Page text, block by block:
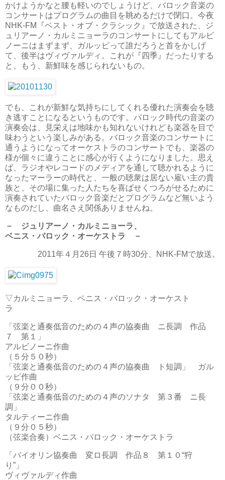
かけようかなと腰も軽いのでしょうけど、バロック音楽の
コンサートはプログラムの曲目を眺めるだけで閉口。今夜
NHK-FM『ベスト・オブ・クラシック』で放送された、ジ
ュリアーノ・カルミニョーラのコンサートにしてもアルビ
ノーニはまずまず、ガルッピって誰だろうと首をかしげ
て、後半はヴィヴァルディ。これが『四季』だったりする
と、もう、新鮮味を感じられないもの。
でも、これが新鮮な気持ちにしてくれる優れた演奏会を聴
き逃すことになるというものです。バロック時代の音楽の
演奏会は、見栄えは地味かも知れないけれども楽器を目で
味わうという楽しみがある。バロック音楽のコンサートに
通うようになってオーケストラのコンサートでも、楽器の
様が個々に違うことに感心が行くようになりました。思え
ば、ラジオやレコードのメディアを通して聴かれるように
なったマーラーの時代と、一般の聴衆は居ない雇い主の貴
族と、その場に集った人たちを喜ばせくつろがせるために
演奏されていたバロック音楽だとプログラムなど無いよう
なものだし、曲名さえ関係ありませんね。
－ ジュリアーノ・カルミニョーラ、
ベニス・バロック・オーケストラ －
2011年４月26日 午後７時30分、NHK-FMで放送。
▽カルミニョーラ、ベニス・バロック・オーケスト
ラ
「弦楽と通奏低音のための４声の協奏曲 ニ長調 作品
７ 第１」
アルビノーニ作曲
（５分５０秒）
「弦楽と通奏低音のための４声の協奏曲 ト短調」 ガル
ッピ作曲
（９分００秒）
「弦楽と通奏低音のための４声のソナタ 第３番 ニ長
調」
タルティーニ作曲
（９分０５秒）
（弦楽合奏）ベニス・バロック・オーケストラ
「バイオリン協奏曲 変ロ長調 作品８ 第１０“狩
り”」
ヴィヴァルディ作曲